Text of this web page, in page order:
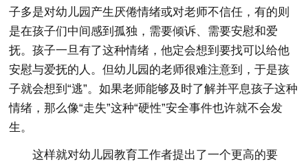
子多是对幼儿园产生厌倦情绪或对老师不信任，有的则
是在孩子们中间感到孤独，需要倾诉、需要安慰和爱
抚。孩子一旦有了这种情绪，他定会想到要找可以给他
安慰与爱抚的人。但幼儿园的老师很难注意到，于是孩
子就会想到“逃”。如果老师能够及时了解并平息孩子这种
情绪，那么像“走失”这种“硬性”安全事件也许就不会发
生。
这样就对幼儿园教育工作者提出了一个更高的要